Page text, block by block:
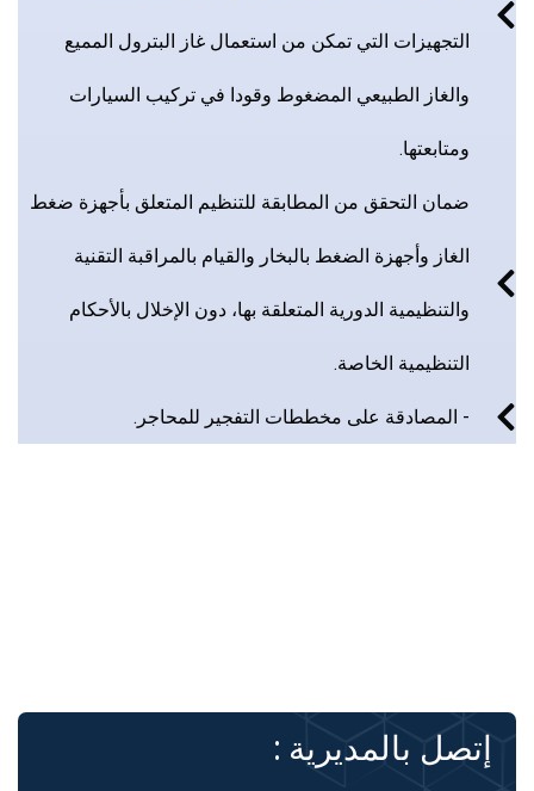
التجهيزات التي تمكن من استعمال غاز البترول المميع
والغاز الطبيعي المضغوط وقودا في تركيب السيارات
ومتابعتها.
ضمان التحقق من المطابقة للتنظيم المتعلق بأجهزة ضغط
الغاز وأجهزة الضغط بالبخار والقيام بالمراقبة التقنية
والتنظيمية الدورية المتعلقة بها، دون الإخلال بالأحكام
التنظيمية الخاصة.
- المصادقة على مخططات التفجير للمحاجر.
إتصل بالمديرية :